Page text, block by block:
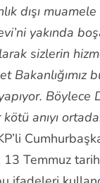
dışı
yakında
sizlerin
Bakanlığımız
Böylece
anıyı
Temmuz